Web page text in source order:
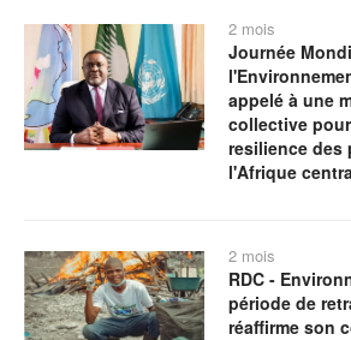
2 mois
Journée
appelé à une
collective
resilience des
l'Afrique
2 mois
RDC -
période de
réaffirme son